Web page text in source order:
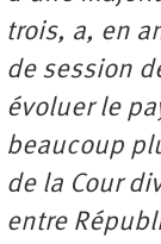
trois, a, en
de session
évoluer le
beaucoup
de la Cour
entre Ré